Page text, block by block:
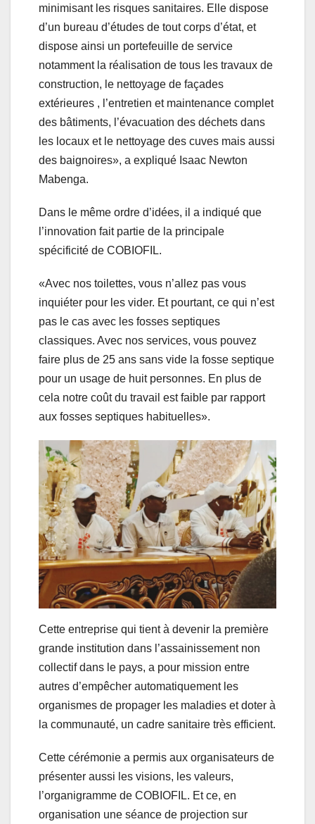
minimisant les risques sanitaires. Elle dispose
d’un bureau d’études de tout corps d’état, et
dispose ainsi un portefeuille de service
notamment la réalisation de tous les travaux de
construction, le nettoyage de façades
extérieures , l’entretien et maintenance complet
des bâtiments, l’évacuation des déchets dans
les locaux et le nettoyage des cuves mais aussi
des baignoires», a expliqué Isaac Newton
Mabenga.
Dans le même ordre d’idées, il a indiqué que
l’innovation fait partie de la principale
spécificité de COBIOFIL.
«Avec nos toilettes, vous n’allez pas vous
inquiéter pour les vider. Et pourtant, ce qui n’est
pas le cas avec les fosses septiques
classiques. Avec nos services, vous pouvez
faire plus de 25 ans sans vide la fosse septique
pour un usage de huit personnes. En plus de
cela notre coût du travail est faible par rapport
aux fosses septiques habituelles».
Cette entreprise qui tient à devenir la première
grande institution dans l’assainissement non
collectif dans le pays, a pour mission entre
autres d’empêcher automatiquement les
organismes de propager les maladies et doter à
la communauté, un cadre sanitaire très efficient.
Cette cérémonie a permis aux organisateurs de
présenter aussi les visions, les valeurs,
l’organigramme de COBIOFIL. Et ce, en
organisation une séance de projection sur